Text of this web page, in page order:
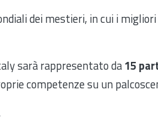
dei mestieri, in cui i
sarà rappresentato da15
competenze su un